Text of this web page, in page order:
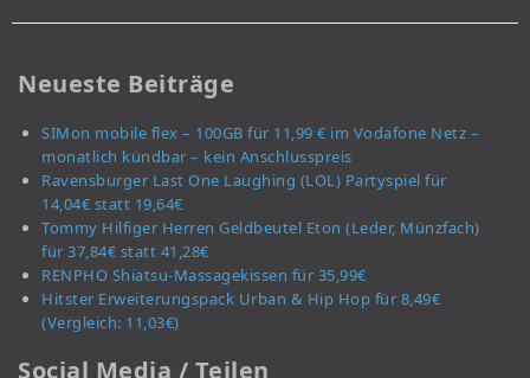
Neueste Beiträge
SIMon mobile flex – 100GB für 11,99 € im Vodafone Netz –
monatlich kündbar – kein Anschlusspreis
Ravensburger Last One Laughing (LOL) Partyspiel für
14,04€ statt 19,64€
Tommy Hilfiger Herren Geldbeutel Eton (Leder, Münzfach)
für 37,84€ statt 41,28€
RENPHO Shiatsu-Massagekissen für 35,99€
Hitster Erweiterungspack Urban & Hip Hop für 8,49€
(Vergleich: 11,03€)
Social Media / Teilen